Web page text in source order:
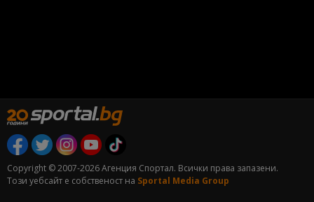
Copyright © 2007-2026 Агенция Спортал. Всички права запазени.
Този уебсайт е собственост на Sportal Media Group